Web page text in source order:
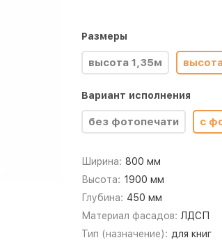
Размеры
высота 1,35м
Вариант исполнения
без фотопечати с
Ширина: 800 мм
Высота: 1900 мм
Глубина: 450 мм
Материал фасадов: ЛДСП
Тип (назначение): для книг